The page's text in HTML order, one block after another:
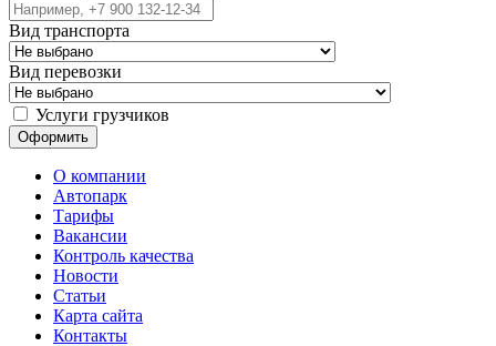
Вид транспорта
Вид перевозки
Услуги грузчиков
О компании
Автопарк
Тарифы
Вакансии
Контроль качества
Новости
Статьи
Карта сайта
Контакты